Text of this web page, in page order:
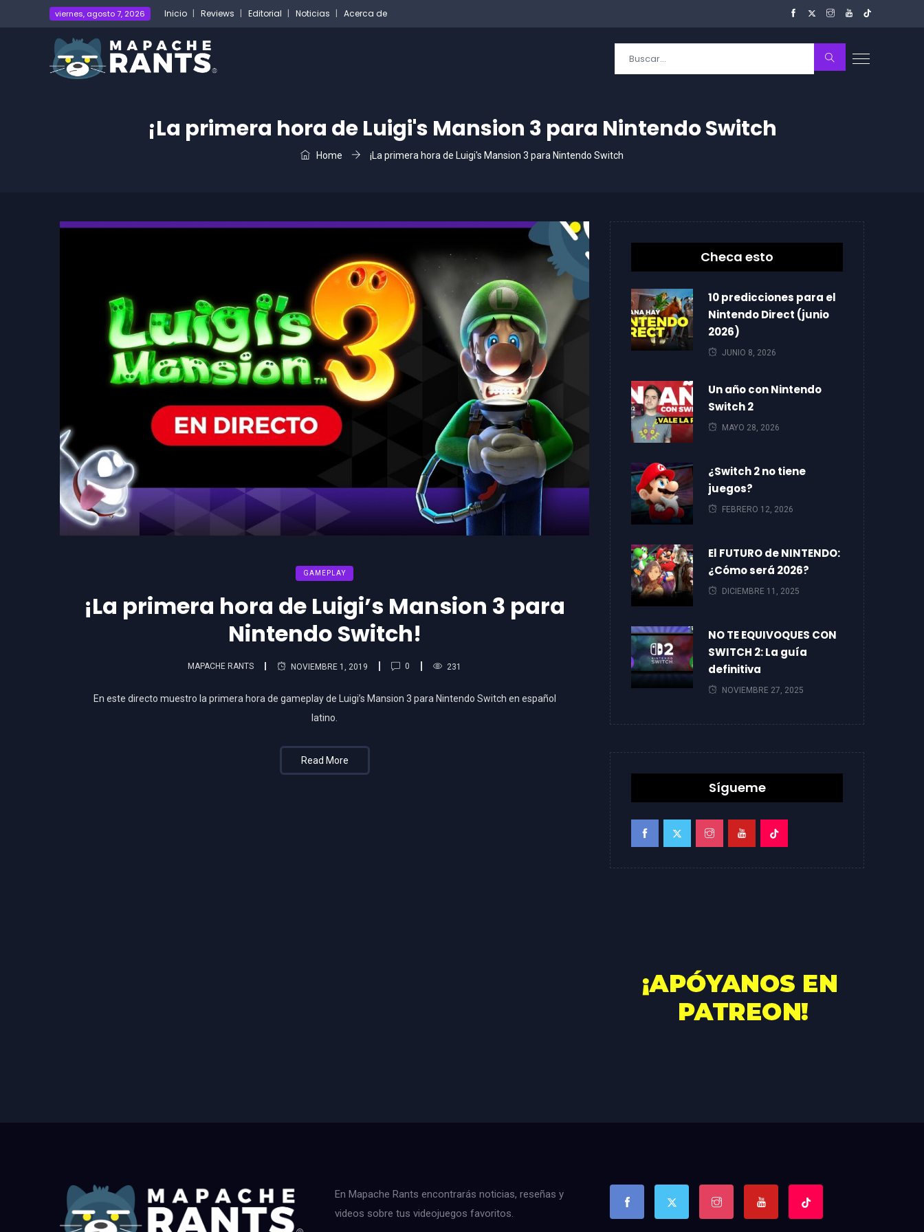
viernes, agosto 7, 2026 Inicio Reviews Editorial Noticias Acerca de
¡La primera hora de Luigi's Mansion 3 para Nintendo Switch
Home ¡La primera hora de Luigi's Mansion 3 para Nintendo Switch
GAMEPLAY
¡La primera hora de Luigi’s Mansion 3 para
Nintendo Switch!
MAPACHE RANTS NOVIEMBRE 1, 2019 0 231
En este directo muestro la primera hora de gameplay de Luigi’s Mansion 3 para Nintendo Switch en español
latino.
Read More
Checa esto
10 predicciones para el
Nintendo Direct (junio
2026)
JUNIO 8, 2026
Un año con Nintendo
Switch 2
MAYO 28, 2026
¿Switch 2 no tiene
juegos?
FEBRERO 12, 2026
El FUTURO de NINTENDO:
¿Cómo será 2026?
DICIEMBRE 11, 2025
NO TE EQUIVOQUES CON
SWITCH 2: La guía
definitiva
NOVIEMBRE 27, 2025
Sígueme
En Mapache Rants encontrarás noticias, reseñas y
videos sobre tus videojuegos favoritos.